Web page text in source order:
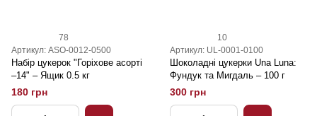
78
Артикул: ASO-0012-0500
Набір цукерок "Горіхове асорті
–14" – Ящик 0.5 кг
180 грн
10
Артикул: UL-0001-0100
Шоколадні цукерки Una Luna:
Фундук та Мигдаль – 100 г
300 грн